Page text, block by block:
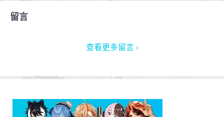
留言
查看更多留言 ›